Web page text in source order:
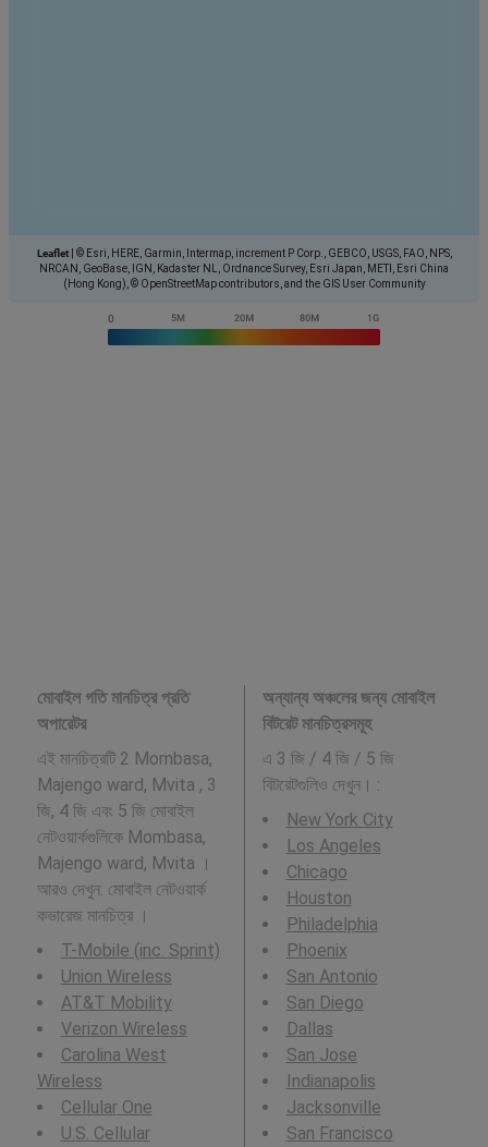
Leaflet
© Esri, HERE, Garmin, Intermap, increment P Corp., GEBCO, USGS, FAO, NPS,
NRCAN, GeoBase, IGN, Kadaster NL, Ordnance Survey, Esri Japan, METI, Esri China
(Hong Kong), © OpenStreetMap contributors, and the GIS User Community
মোবাইল গতি মানচিত্র প্রতি
অপারেটর
এই মানচিত্রটি 2 Mombasa,
Majengo ward, Mvita , 3
জি, 4 জি এবং 5 জি মোবাইল
নেটওয়ার্কগুলিকে Mombasa,
Majengo ward, Mvita ।
আরও দেখুন: মোবাইল নেটওয়ার্ক
কভারেজ মানচিত্র ।
T-Mobile (inc. Sprint)
Union Wireless
AT&T Mobility
Verizon Wireless
Carolina West
Wireless
Cellular One
U.S. Cellular
অন্যান্য অঞ্চলের জন্য মোবাইল
বিটরেট মানচিত্রসমূহ
এ 3 জি / 4 জি / 5 জি
বিটরেটগুলিও দেখুন। :
New York City
Los Angeles
Chicago
Houston
Philadelphia
Phoenix
San Antonio
San Diego
Dallas
San Jose
Indianapolis
Jacksonville
San Francisco